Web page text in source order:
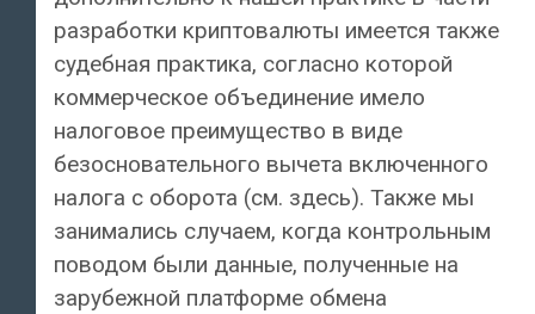
разработки криптовалюты имеется также
судебная практика, согласно которой
коммерческое объединение имело
налоговое преимущество в виде
безосновательного вычета включенного
налога с оборота (см. здесь). Также мы
занимались случаем, когда контрольным
поводом были данные, полученные на
зарубежной платформе обмена